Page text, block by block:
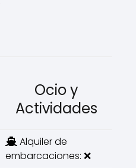
Ocio y
Actividades
Alquiler de
embarcaciones: ❌